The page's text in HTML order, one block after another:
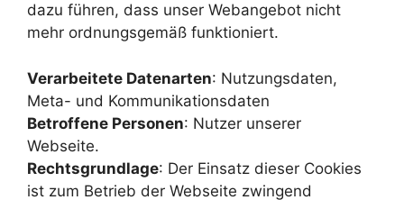
dazu führen, dass unser Webangebot nicht
mehr ordnungsgemäß funktioniert.
Verarbeitete Datenarten: Nutzungsdaten,
Meta- und Kommunikationsdaten
Betroffene Personen: Nutzer unserer
Webseite.
Rechtsgrundlage: Der Einsatz dieser Cookies
ist zum Betrieb der Webseite zwingend